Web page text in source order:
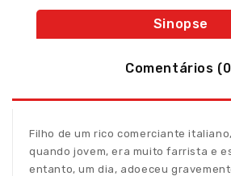
Sinopse
Comentários
Filho de um rico comerciante
quando jovem, era muito farrista e
entanto, um dia, adoeceu